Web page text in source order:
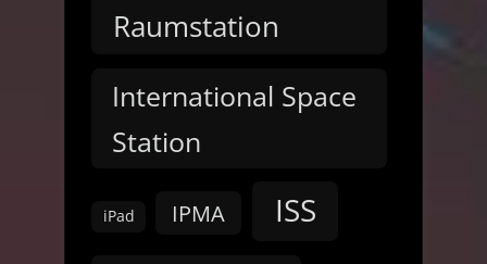
Raumstation
International Space
Station
iPad IPMA ISS